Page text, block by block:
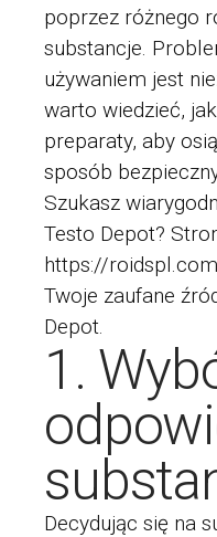
poprzez różnego
substancje.
używaniem jest
warto wiedzieć,
preparaty, aby
sposób
Szukasz
Testo Depot?
https://
Twoje zaufane
Depot.
1.
Decydując się na